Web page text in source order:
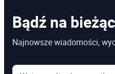
Bądź na
Najnowsze wiadomości,